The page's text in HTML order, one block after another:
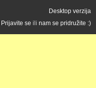
Desktop verzija
Prijavite se ili nam se pridružite :)